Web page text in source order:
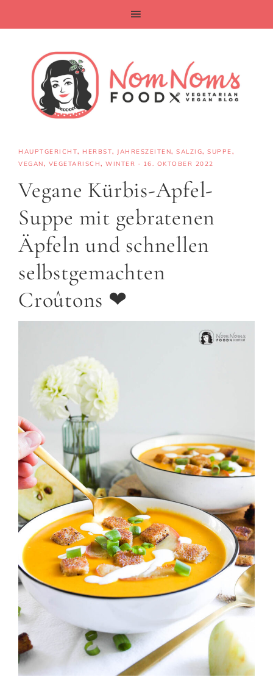
HAUPTGERICHT, HERBST, JAHRESZEITEN, SALZIG, SUPPE,
VEGAN, VEGETARISCH, WINTER · 16. OKTOBER 2022
Vegane Kürbis-Apfel-
Suppe mit gebratenen
Äpfeln und schnellen
selbstgemachten
Croûtons ❤